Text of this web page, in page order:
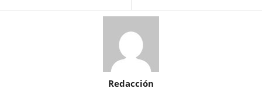
Redacción